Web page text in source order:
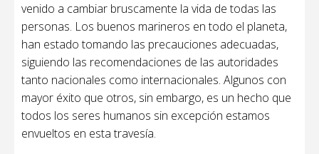
venido a cambiar bruscamente la vida de todas las
personas. Los buenos marineros en todo el planeta,
han estado tomando las precauciones adecuadas,
siguiendo las recomendaciones de las autoridades
tanto nacionales como internacionales. Algunos con
mayor éxito que otros, sin embargo, es un hecho que
todos los seres humanos sin excepción estamos
envueltos en esta travesía.